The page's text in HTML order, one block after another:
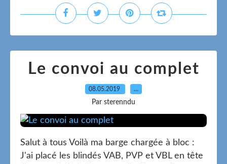
Le convoi au complet
08.05.2019 …
Par sterenndu
Salut à tous Voilà ma barge chargée à bloc :
J'ai placé les blindés VAB, PVP et VBL en tête